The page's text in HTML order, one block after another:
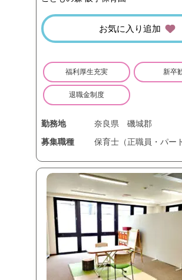
お気に入り追加
福利厚生充実 新卒
退職金制度
勤務地 奈良県
磯城郡
募集職種
保育士（正職員・パート